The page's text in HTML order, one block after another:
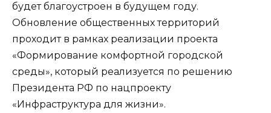
будет благоустроен в будущем году.
Обновление общественных территорий
проходит в рамках реализации проекта
«Формирование комфортной городской
среды», который реализуется по решению
Президента РФ по нацпроекту
«Инфраструктура для жизни».